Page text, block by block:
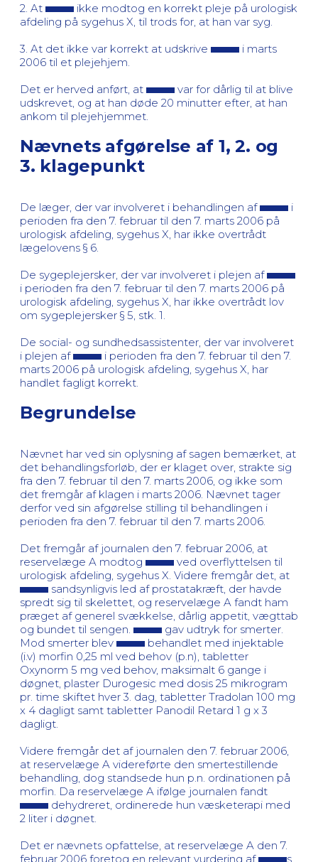
2. At
ikke modtog en korrekt pleje på urologisk
afdeling på sygehus X, til trods for, at han var syg.
3. At det ikke var korrekt at udskrive
i marts
2006 til et plejehjem.
Det er herved anført, at
var for dårlig til at blive
udskrevet, og at han døde 20 minutter efter, at han
ankom til plejehjemmet.
Nævnets afgørelse af 1, 2. og
3. klagepunkt
De læger, der var involveret i behandlingen af
i
perioden fra den 7. februar til den 7. marts 2006 på
urologisk afdeling, sygehus X, har ikke overtrådt
lægelovens § 6.
De sygeplejersker, der var involveret i plejen af
i perioden fra den 7. februar til den 7. marts 2006 på
urologisk afdeling, sygehus X, har ikke overtrådt lov
om sygeplejersker § 5, stk. 1.
De social- og sundhedsassistenter, der var involveret
i plejen af
i perioden fra den 7. februar til den 7.
marts 2006 på urologisk afdeling, sygehus X, har
handlet fagligt korrekt.
Begrundelse
Nævnet har ved sin oplysning af sagen bemærket, at
det behandlingsforløb, der er klaget over, strakte sig
fra den 7. februar til den 7. marts 2006, og ikke som
det fremgår af klagen i marts 2006. Nævnet tager
derfor ved sin afgørelse stilling til behandlingen i
perioden fra den 7. februar til den 7. marts 2006.
Det fremgår af journalen den 7. februar 2006, at
reservelæge A modtog
ved overflyttelsen til
urologisk afdeling, sygehus X. Videre fremgår det, at
sandsynligvis led af prostatakræft, der havde
spredt sig til skelettet, og reservelæge A fandt ham
præget af generel svækkelse, dårlig appetit, vægttab
og bundet til sengen.
gav udtryk for smerter.
Mod smerter blev
behandlet med injektable
(i.v) morfin 0,25 ml ved behov (p.n), tabletter
Oxynorm 5 mg ved behov, maksimalt 6 gange i
døgnet, plaster Durogesic med dosis 25 mikrogram
pr. time skiftet hver 3. dag, tabletter Tradolan 100 mg
x 4 dagligt samt tabletter Panodil Retard 1 g x 3
dagligt.
Videre fremgår det af journalen den 7. februar 2006,
at reservelæge A videreførte den smertestillende
behandling, dog standsede hun p.n. ordinationen på
morfin. Da reservelæge A ifølge journalen fandt
dehydreret, ordinerede hun væsketerapi med
2 liter i døgnet.
Det er nævnets opfattelse, at reservelæge A den 7.
februar 2006 foretog en relevant vurdering af
s